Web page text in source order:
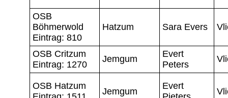
OSB
Böhmerwold
Eintrag: 810
Hatzum Sara Evers
OSB Critzum
Eintrag: 1270
Jemgum
Evert
Peters
OSB Hatzum
Jemgum
Evert